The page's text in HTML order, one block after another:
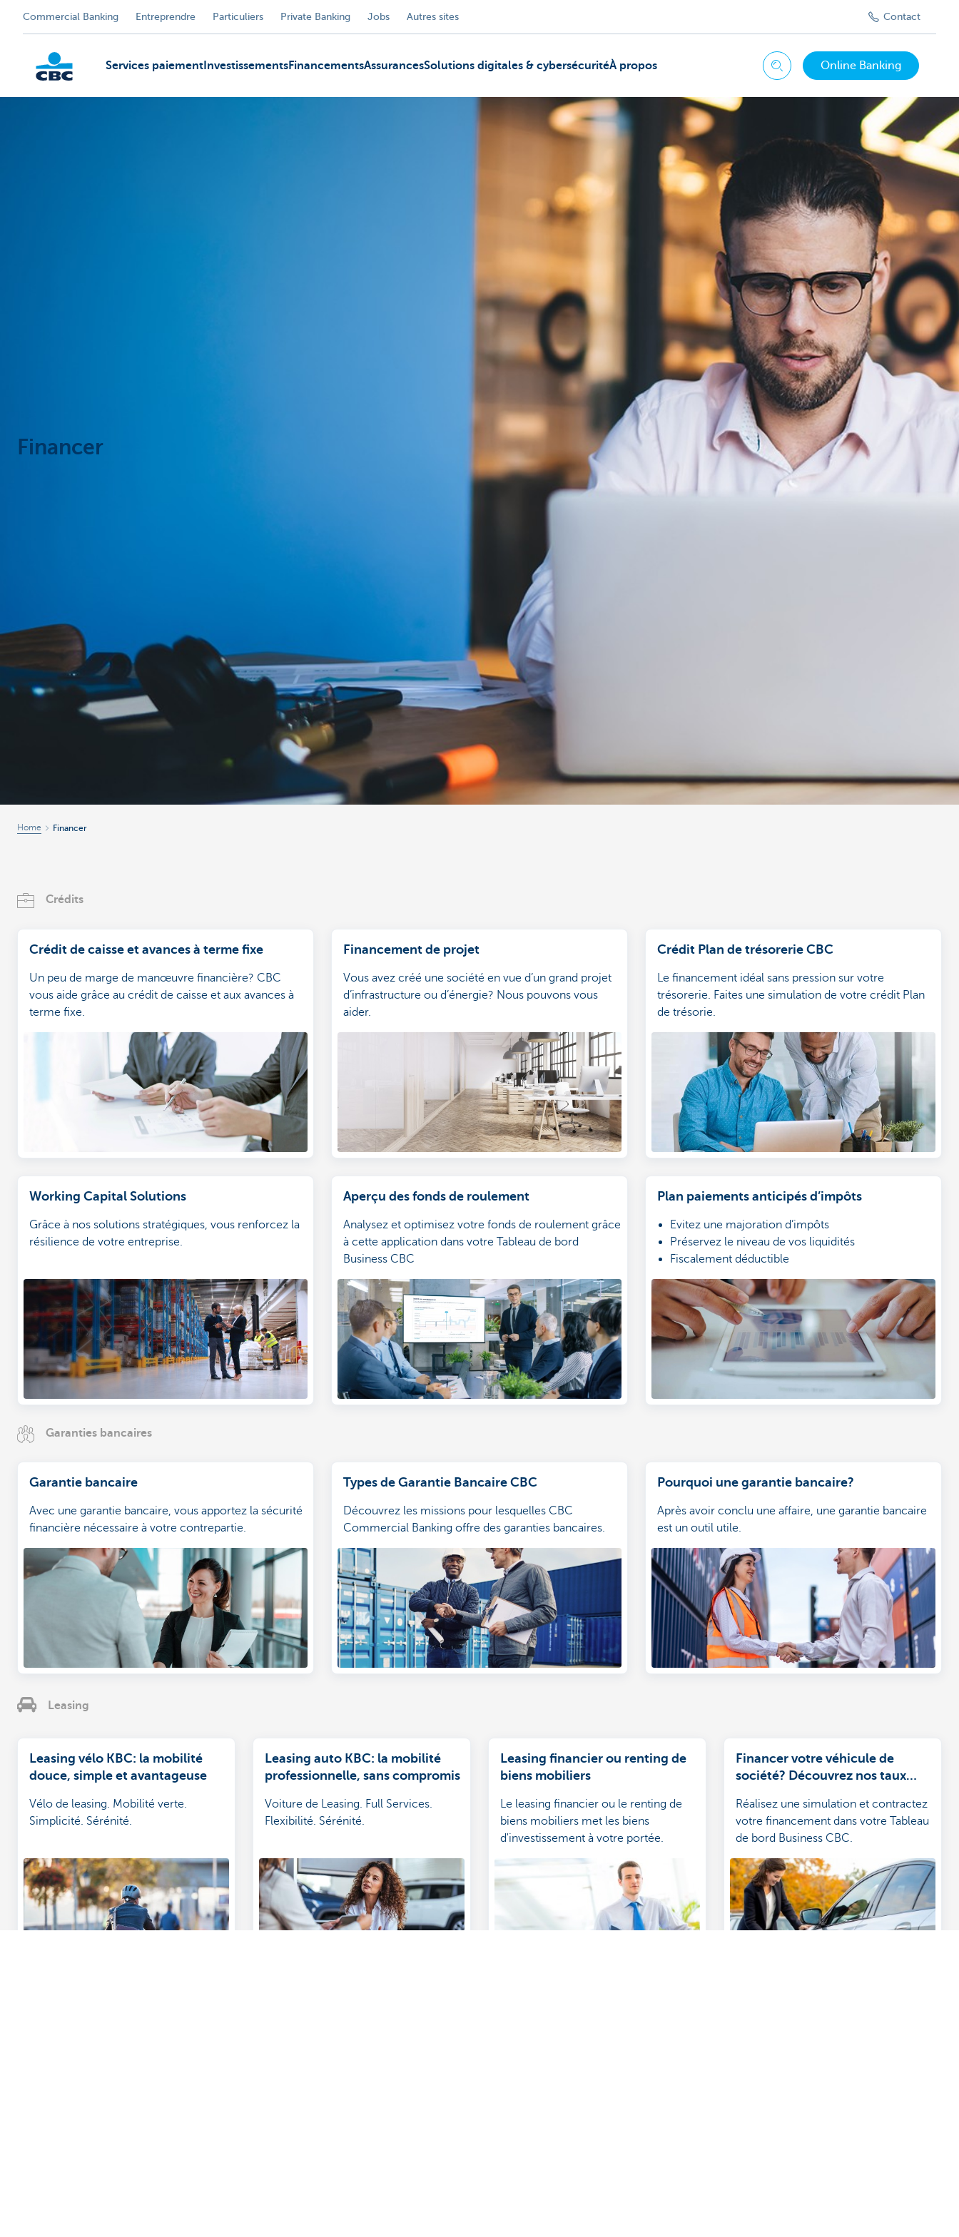
Commercial Banking Entreprendre Particuliers Private Banking Jobs Autres sites Contact
Services paiement InvestissementsFinancementsAssurancesSolutions digitales & cybersécuritéÀ propos ChercherOnline Banking
Financer
Home Financer
Crédits
Crédit de caisse et avances à terme fixe
Un peu de marge de manœuvre financière? CBC
vous aide grâce au crédit de caisse et aux avances à
terme fixe.
Financement de projet
Vous avez créé une société en vue d’un grand projet
d’infrastructure ou d’énergie? Nous pouvons vous
aider.
Crédit Plan de trésorerie CBC
Le financement idéal sans pression sur votre
trésorerie. Faites une simulation de votre crédit Plan
de trésorie.
Working Capital Solutions
Grâce à nos solutions stratégiques, vous renforcez la
résilience de votre entreprise.
Aperçu des fonds de roulement
Analysez et optimisez votre fonds de roulement grâce
à cette application dans votre Tableau de bord
Business CBC
Plan paiements anticipés d’impôts
Evitez une majoration d’impôts
Préservez le niveau de vos liquidités
Fiscalement déductible
Garanties bancaires
Garantie bancaire
Avec une garantie bancaire, vous apportez la sécurité
financière nécessaire à votre contrepartie.
Types de Garantie Bancaire CBC
Découvrez les missions pour lesquelles CBC
Commercial Banking offre des garanties bancaires.
Pourquoi une garantie bancaire?
Après avoir conclu une affaire, une garantie bancaire
est un outil utile.
Leasing
Leasing vélo KBC: la mobilité
douce, simple et avantageuse
Vélo de leasing. Mobilité verte.
Simplicité. Sérénité.
Leasing auto KBC: la mobilité
professionnelle, sans compromis
Voiture de Leasing. Full Services.
Flexibilité. Sérénité.
Leasing financier ou renting de
biens mobiliers
Le leasing financier ou le renting de
biens mobiliers met les biens
d'investissement à votre portée.
Financer votre véhicule de
société? Découvrez nos taux
Réalisez une simulation et contractez
votre financement dans votre Tableau
de bord Business CBC.